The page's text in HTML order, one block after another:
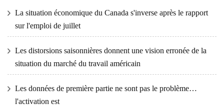
La situation économique du Canada s'inverse après le rapport
sur l'emploi de juillet
Les distorsions saisonnières donnent une vision erronée de la
situation du marché du travail américain
Les données de première partie ne sont pas le problème…
l'activation est